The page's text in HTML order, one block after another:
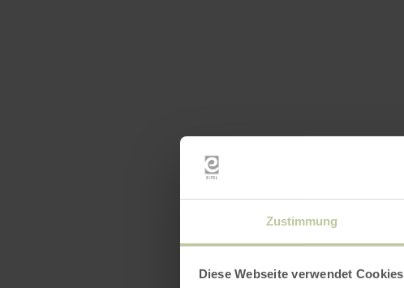
Zustimmung
Diese Webseite verwendet Cookies